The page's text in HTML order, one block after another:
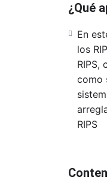
¿Qué
En
los
RIPS,
como
RIPS